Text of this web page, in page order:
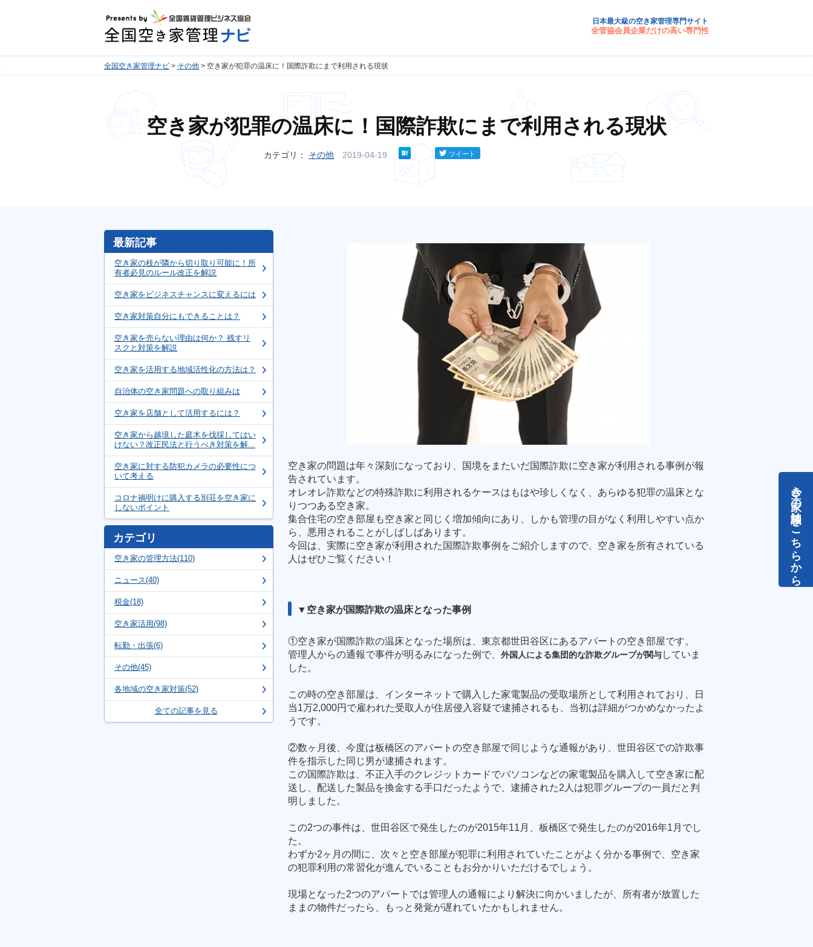
日本最大級の空き家管理専門サイト
全管協会員企業だけの高い専門性
全国空き家管理ナビ その他 空き家が犯罪の温床に！国際詐欺にまで利用される現状
空き家が犯罪の温床に！国際詐欺にまで利用される現状
カテゴリ： その他 2019-04-19
空き家の問題は年々深刻になっており、国境をまたいだ国際詐欺に空き家が利用される事例が報
告されています。
オレオレ詐欺などの特殊詐欺に利用されるケースはもはや珍しくなく、あらゆる犯罪の温床とな
りつつある空き家。
集合住宅の空き部屋も空き家と同じく増加傾向にあり、しかも管理の目がなく利用しやすい点か
ら、悪用されることがしばしばあります。
今回は、実際に空き家が利用された国際詐欺事例をご紹介しますので、空き家を所有されている
人はぜひご覧ください！
▼空き家が国際詐欺の温床となった事例
①空き家が国際詐欺の温床となった場所は、東京都世田谷区にあるアパートの空き部屋です。
管理人からの通報で事件が明るみになった例で、 外国人による集団的な詐欺グループが関与していま
した。
この時の空き部屋は、インターネットで購入した家電製品の受取場所として利用されており、日
当1万2,000円で雇われた受取人が住居侵入容疑で逮捕されるも、当初は詳細がつかめなかったよ
うです。
②数ヶ月後、今度は板橋区のアパートの空き部屋で同じような通報があり、世田谷区での詐欺事
件を指示した同じ男が逮捕されます。
この国際詐欺は、不正入手のクレジットカードでパソコンなどの家電製品を購入して空き家に配
送し、配送した製品を換金する手口だったようで、逮捕された2 人は犯罪グループの一員だと判
明しました。
この2つの事件は、世田谷区で発生したのが2015年11 月、板橋区で発生したのが2016年1 月でし
た。
わずか2ヶ月の間に、次々と空き部屋が犯罪に利用されていたことがよく分かる事例で、空き家
の犯罪利用の常習化が進んでいることもお分かりいただけるでしょう。
現場となった2つのアパートでは管理人の通報により解決に向かいましたが、所有者が放置した
ままの物件だったら、もっと発覚が遅れていたかもしれません。
最新記事
空き家の枝が隣から切り取り可能に！所
有者必見のルール改正を解説
空き家をビジネスチャンスに変えるには
空き家対策自分にもできることは？
空き家を売らない理由は何か？ 残すリ
スクと対策を解説
空き家を活用する地域活性化の方法は？
自治体の空き家問題への取り組みは
空き家を店舗として活用するには？
空き家から越境した庭木を伐採してはい
けない？改正民法と行うべき対策を解...
空き家に対する防犯カメラの必要性につ
いて考える
コロナ禍明けに購入する別荘を空き家に
しないポイント
カテゴリ
空き家の管理方法(110)
ニュース(40)
税金(18)
空き家活用(98)
転勤・出張(6)
その他(45)
各地域の空き家対策(52)
全ての記事を見る
空き家の相談はこちらから